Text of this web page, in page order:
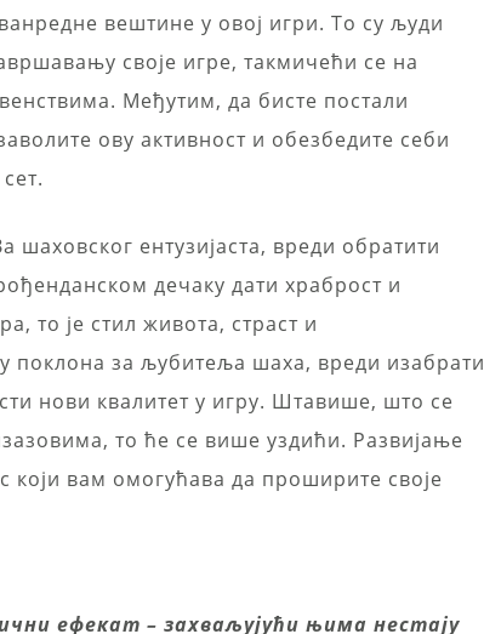
вештине у овој игри. То су људи
своје игре, такмичећи се на
Међутим, да бисте постали
ову активност и обезбедите себи
шаховског ентузијаста, вреди обратити
дечаку дати храброст и
то је стил живота, страст и
поклона за љубитеља шаха, вреди изабрати
нови квалитет у игру. Штавише, што се
то ће се више уздићи. Развијање
који вам омогућава да проширите своје
ефекат – захваљујући њима нестају